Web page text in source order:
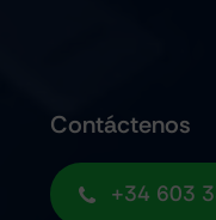
Contáctenos
+34 603